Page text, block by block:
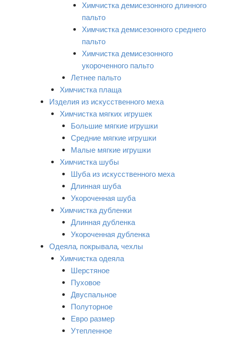
Химчистка демисезонного длинного
пальто
Химчистка демисезонного среднего
пальто
Химчистка демисезонного
укороченного пальто
Летнее пальто
Химчистка плаща
Изделия из искусственного меха
Химчистка мягких игрушек
Большие мягкие игрушки
Средние мягкие игрушки
Малые мягкие игрушки
Химчистка шубы
Шуба из искусственного меха
Длинная шуба
Укороченная шуба
Химчистка дубленки
Длинная дубленка
Укороченная дубленка
Одеяла, покрывала, чехлы
Химчистка одеяла
Шерстяное
Пуховое
Двуспальное
Полуторное
Евро размер
Утепленное